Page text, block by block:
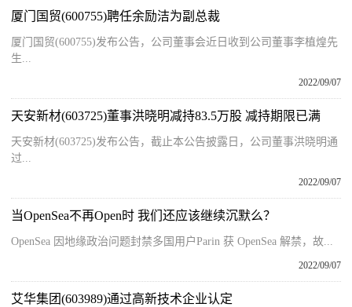
厦门国贸(600755)聘任余励洁为副总裁
厦门国贸(600755)发布公告，公司董事会近日收到公司董事李植煌先
生...
2022/09/07
天安新材(603725)董事洪晓明减持83.5万股 减持期限已满
天安新材(603725)发布公告，截止本公告披露日，公司董事洪晓明通
过...
2022/09/07
当OpenSea不再Open时 我们还应该继续沉默么？
OpenSea 因地缘政治问题封禁多国用户Parin 获 OpenSea 解禁，故...
2022/09/07
艾华集团(603989)通过高新技术企业认定